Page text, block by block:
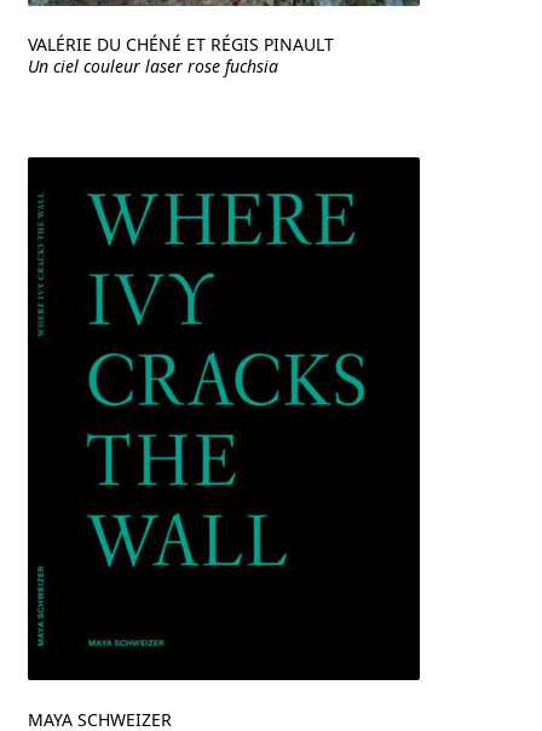
VALÉRIE DU CHÉNÉ ET RÉGIS PINAULT
Un ciel couleur laser rose fuchsia
MAYA SCHWEIZER